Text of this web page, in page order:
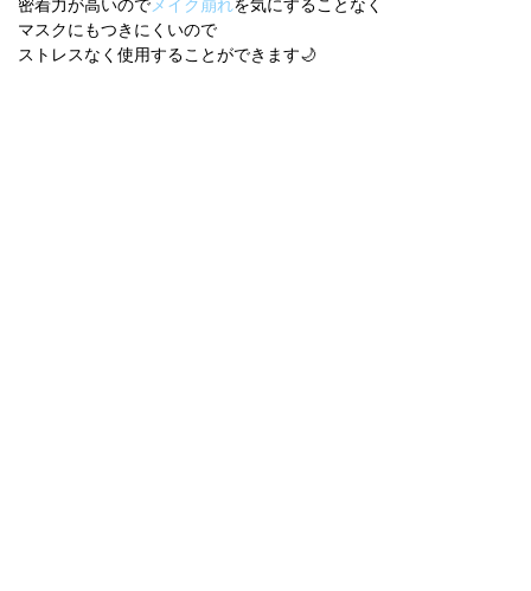
マスクにもつきにくいので
ストレスなく使用することができます🌙